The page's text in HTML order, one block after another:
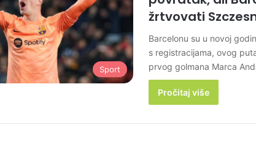
Sport
žrtvovati
Barcelonu su u novoj
s registracijama, ovog
prvog golmana Marca
Pročitaj više